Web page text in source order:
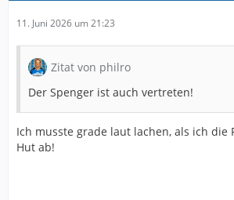
11. Juni 2026 um 21:23
Zitat von philro
Der Spenger ist auch vertreten!
Ich musste grade laut lachen, als ich die
Hut ab!